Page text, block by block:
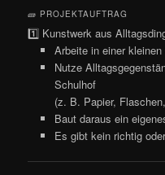
🧱 PROJEKTAUFTRAG
1️⃣ Kunstwerk aus
Arbeite in einer
Nutze
Schulhof
(z. B. Papier,
Baut daraus ein
Es gibt kein richtig